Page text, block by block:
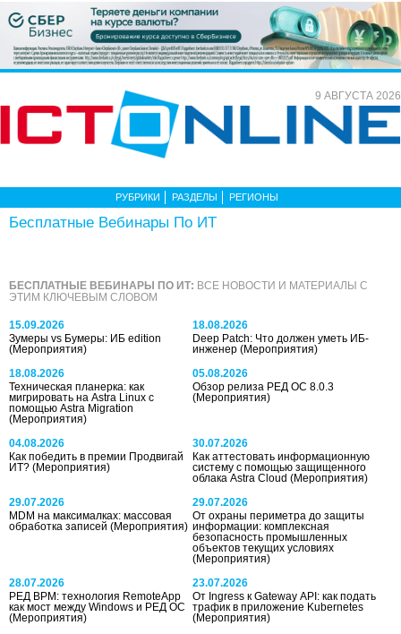
9 АВГУСТА 2026
РУБРИКИ РАЗДЕЛЫ РЕГИОНЫ
Бесплатные Вебинары По ИТ
БЕСПЛАТНЫЕ ВЕБИНАРЫ ПО ИТ: ВСЕ НОВОСТИ И МАТЕРИАЛЫ С
ЭТИМ КЛЮЧЕВЫМ СЛОВОМ
15.09.2026
Зумеры vs Бумеры: ИБ edition
(Мероприятия)
18.08.2026
Deep Patch: Что должен уметь ИБ-
инженер(Мероприятия)
18.08.2026
Техническая планерка: как
мигрировать на Astra Linux с
помощью Astra Migration
(Мероприятия)
05.08.2026
Обзор релиза РЕД ОС 8.0.3
(Мероприятия)
04.08.2026
Как победить в премии Продвигай
ИТ? (Мероприятия)
30.07.2026
Как аттестовать информационную
систему с помощью защищенного
облака Astra Cloud(Мероприятия)
29.07.2026
MDM на максималках: массовая
обработка записей (Мероприятия)
29.07.2026
От охраны периметра до защиты
информации: комплексная
безопасность промышленных
объектов текущих условиях
(Мероприятия)
28.07.2026
РЕД ВРМ: технология RemoteApp
как мост между Windows и РЕД ОС
(Мероприятия)
23.07.2026
От Ingress к Gateway API: как подать
трафик в приложение Kubernetes
(Мероприятия)